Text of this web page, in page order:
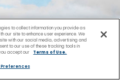
to collect information you provide as
our site to enhance user experience. We
with our social media, advertising and
to our use of these tracking tools in
accept our Terms of Use.